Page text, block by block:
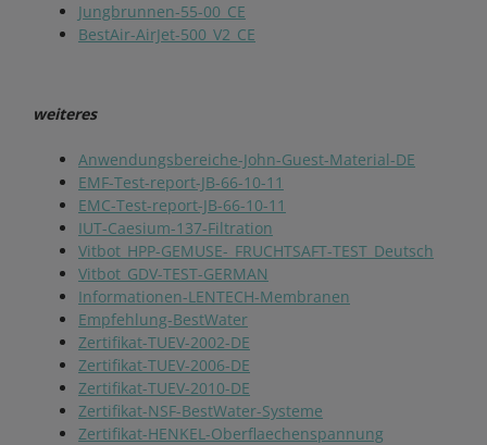
Jungbrunnen-55-00_CE
BestAir-AirJet-500_V2_CE
weiteres
Anwendungsbereiche-John-Guest-Material-DE
EMF-Test-report-JB-66-10-11
EMC-Test-report-JB-66-10-11
IUT-Caesium-137-Filtration
Vitbot_HPP-GEMUSE-_FRUCHTSAFT-TEST_Deutsch
Vitbot_GDV-TEST-GERMAN
Informationen-LENTECH-Membranen
Empfehlung-BestWater
Zertifikat-TUEV-2002-DE
Zertifikat-TUEV-2006-DE
Zertifikat-TUEV-2010-DE
Zertifikat-NSF-BestWater-Systeme
Zertifikat-HENKEL-Oberflaechenspannung